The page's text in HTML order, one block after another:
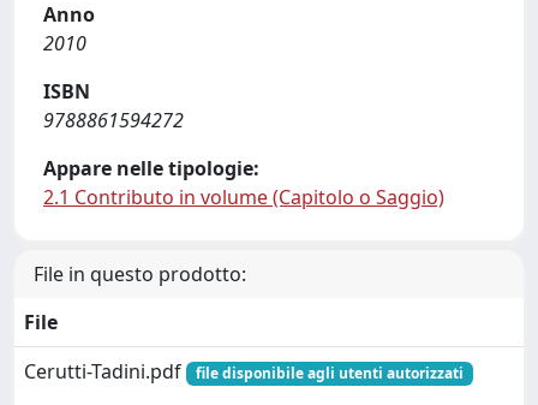
Anno
2010
ISBN
9788861594272
Appare nelle tipologie:
2.1 Contributo in volume (Capitolo o Saggio)
File in questo prodotto:
File
Cerutti-Tadini.pdf
file disponibile agli utenti autorizzati